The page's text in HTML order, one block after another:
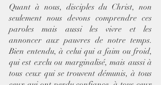
Quant à nous, disciples du Christ, non
seulement nous devons comprendre ces
paroles mais aussi les vivre et les
annoncer aux pauvres de notre temps.
Bien entendu, à celui qui a faim ou froid,
qui est exclu ou marginalisé, mais aussi à
tous ceux qui se trouvent démunis, à tous